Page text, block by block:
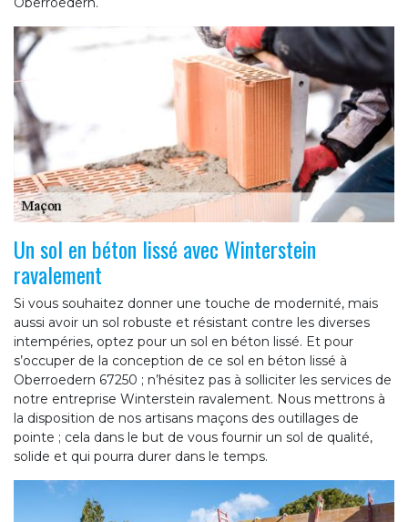
Un sol en béton lissé avec Winterstein
ravalement
Si vous souhaitez donner une touche de modernité, mais
aussi avoir un sol robuste et résistant contre les diverses
intempéries, optez pour un sol en béton lissé. Et pour
s’occuper de la conception de ce sol en béton lissé à
Oberroedern 67250 ; n’hésitez pas à solliciter les services de
notre entreprise Winterstein ravalement. Nous mettrons à
la disposition de nos artisans maçons des outillages de
pointe ; cela dans le but de vous fournir un sol de qualité,
solide et qui pourra durer dans le temps.